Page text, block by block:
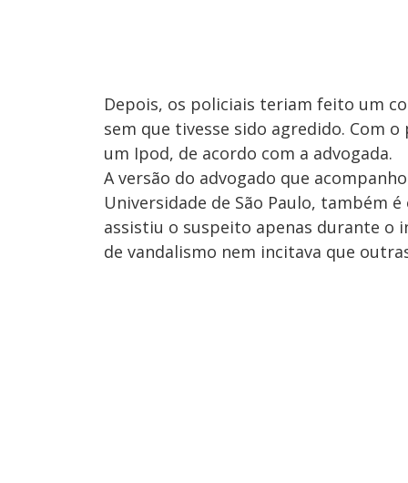
Depois, os policiais teriam feito um
sem que tivesse sido agredido. Com
um Ipod, de acordo com a advogada.
A versão do advogado que
Universidade de São Paulo, também
assistiu o suspeito apenas durante o
de vandalismo nem incitava que